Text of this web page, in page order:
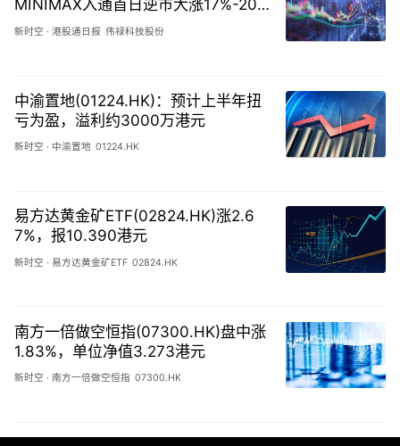
MINIMAX入通首日逆市大涨17%-202
60806
新时空 ·港股通日报 伟禄科技股份
中渝置地(01224.HK)：预计上半年扭
亏为盈，溢利约3000万港元
新时空 · 中渝置地 01224.HK
易方达黄金矿ETF(02824.HK)涨2.6
7%，报10.390港元
新时空 ·易方达黄金矿ETF 02824.HK
南方一倍做空恒指(07300.HK)盘中涨
1.83%，单位净值3.273港元
新时空 ·南方一倍做空恒指 07300.HK